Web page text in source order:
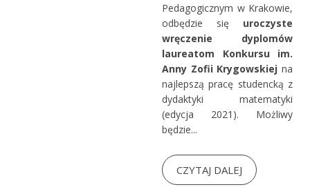
Pedagogicznym w Krakowie,
odbędzie się uroczyste
wręczenie dyplomów
laureatom Konkursu im.
Anny Zofii Krygowskiej na
najlepszą pracę studencką z
dydaktyki matematyki
(edycja 2021). Możliwy
będzie...
CZYTAJ DALEJ